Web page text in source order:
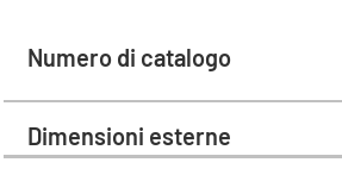
Numero di catalogo
Dimensioni esterne